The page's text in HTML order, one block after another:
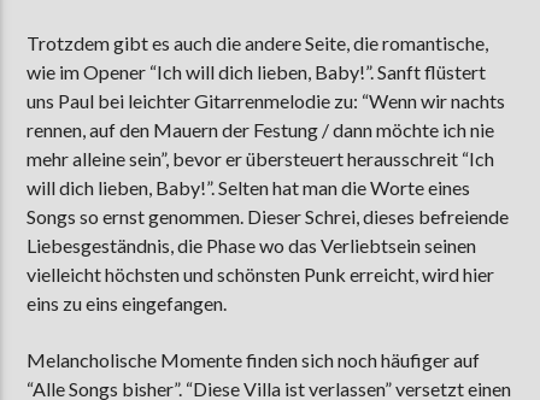
Trotzdem gibt es auch die andere Seite, die romantische,
wie im Opener “Ich will dich lieben, Baby!”. Sanft flüstert
uns Paul bei leichter Gitarrenmelodie zu: “Wenn wir nachts
rennen, auf den Mauern der Festung / dann möchte ich nie
mehr alleine sein”, bevor er übersteuert herausschreit “Ich
will dich lieben, Baby!”. Selten hat man die Worte eines
Songs so ernst genommen. Dieser Schrei, dieses befreiende
Liebesgeständnis, die Phase wo das Verliebtsein seinen
vielleicht höchsten und schönsten Punk erreicht, wird hier
eins zu eins eingefangen.
Melancholische Momente finden sich noch häufiger auf
“Alle Songs bisher”. “Diese Villa ist verlassen” versetzt einen